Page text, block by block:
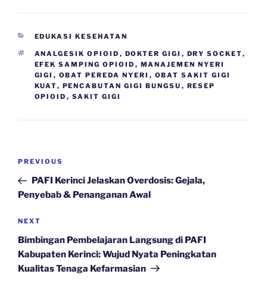
CATEGORIES
EDUKASI KESEHATAN
TAGS
ANALGESIK OPIOID , DOKTER GIGI , DRY SOCKET,
EFEK SAMPING OPIOID , MANAJEMEN NYERI
GIGI , OBAT PEREDA NYERI , OBAT SAKIT GIGI
KUAT, PENCABUTAN GIGI BUNGSU , RESEP
OPIOID , SAKIT GIGI
Navigasi
Previous
Post
PREVIOUS
PAFI Kerinci Jelaskan Overdosis: Gejala,
Penyebab & Penanganan Awal
Next
Post
NEXT
Bimbingan Pembelajaran Langsung di PAFI
Kabupaten Kerinci: Wujud Nyata Peningkatan
Kualitas Tenaga Kefarmasian